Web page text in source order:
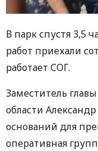
В парк спустя 3,5
работ приехали
работает СОГ.
Заместитель
области
оснований для
оперативная